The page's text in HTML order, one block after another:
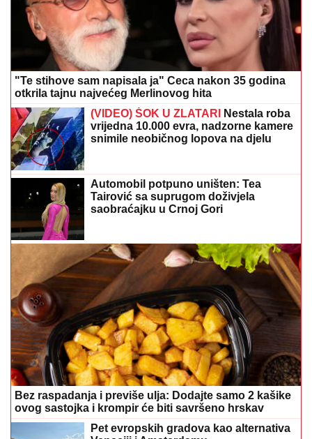
"Te stihove sam napisala ja" Ceca nakon 35 godina
otkrila tajnu najvećeg Merlinovog hita
(VIDEO) ŠOK U ZLATARI
Nestala roba
vrijedna 10.000 evra, nadzorne kamere
snimile neobičnog lopova na djelu
Automobil potpuno uništen: Tea
Tairović sa suprugom doživjela
saobraćajku u Crnoj Gori
Bez raspadanja i previše ulja: Dodajte samo 2 kašike
ovog sastojka i krompir će biti savršeno hrskav
Pet evropskih gradova kao alternativa